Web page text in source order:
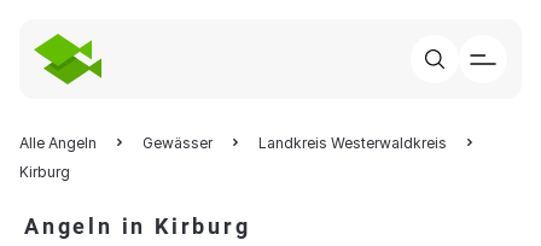
Alle Angeln Gewässer
Landkreis Westerwaldkreis
Kirburg
Angeln in Kirburg